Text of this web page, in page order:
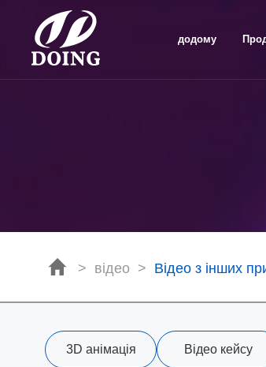
додому
> відео > Відео з інших
3D анімація Відео кейсу